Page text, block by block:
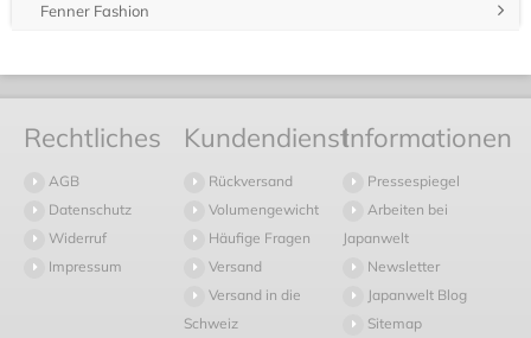
Fenner Fashion
Rechtliches
AGB
Datenschutz
Widerruf
Impressum
Kundendienst
Rückversand
Volumengewicht
Häufige Fragen
Versand
Versand in die
Schweiz
Informationen
Pressespiegel
Arbeiten bei
Japanwelt
Newsletter
Japanwelt Blog
Sitemap